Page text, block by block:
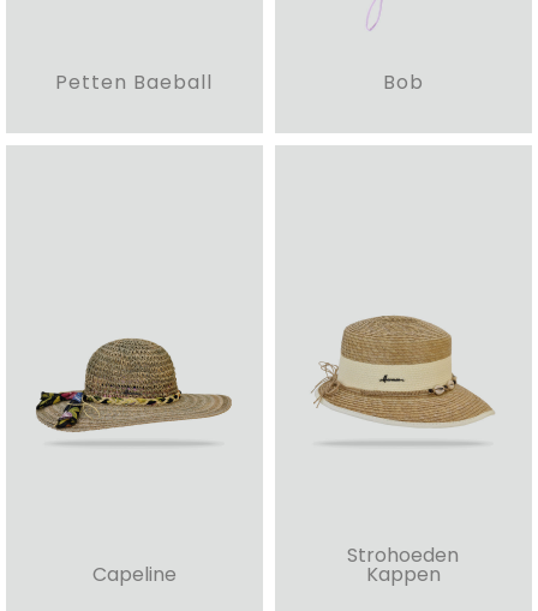
Petten Baeball Bob
Capeline
Strohoeden
Kappen